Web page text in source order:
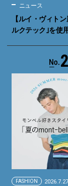
ニュース
【ルイ・ヴィト
ルクテック｣を使
2
FASHION 2026.7.27